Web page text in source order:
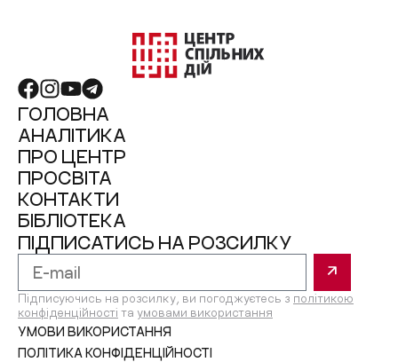
ГОЛОВНА
АНАЛІТИКА
ПРО ЦЕНТР
ПРОСВІТА
КОНТАКТИ
БІБЛІОТЕКА
ПІДПИСАТИСЬ НА РОЗСИЛКУ
Підписуючись на розсилку, ви погоджуєтесь з політикою
конфіденційності та умовами використання
УМОВИ ВИКОРИСТАННЯ
ПОЛІТИКА КОНФІДЕНЦІЙНОСТІ